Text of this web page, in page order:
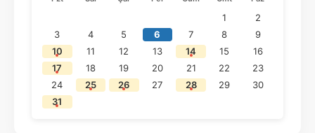
1
2
3
4 5 6 7 8
9
10
11 12 13 14 15
16
17
18 19 20 21 22
23
24
25 26 27 28 29
30
31